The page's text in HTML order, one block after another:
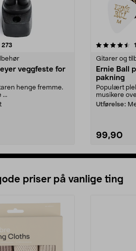
273
veggfeste for
henge fremme.
...
av 5 stjerner
Gitarer og
Ernie Ball
pakning
Populært
musikere
Utførelse:
99,90
priser på vanlige ting